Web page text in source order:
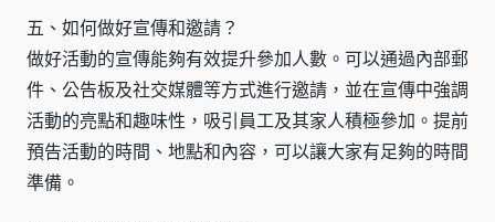
五、如何做好宣傳和邀請？
做好活動的宣傳能夠有效提升參加人數。可以通過內部郵
件、公告板及社交媒體等方式進行邀請，並在宣傳中強調
活動的亮點和趣味性，吸引員工及其家人積極參加。提前
預告活動的時間、地點和內容，可以讓大家有足夠的時間
準備。